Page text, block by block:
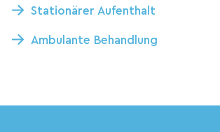
Stationärer Aufenthalt
Ambulante Behandlung